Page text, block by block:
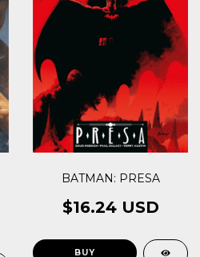
BATMAN: PRESA
$16.24 USD